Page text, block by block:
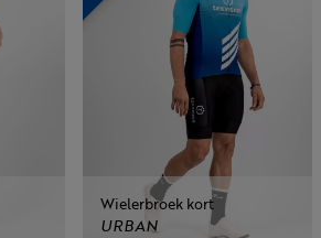
Wielerbroek kort
URBAN